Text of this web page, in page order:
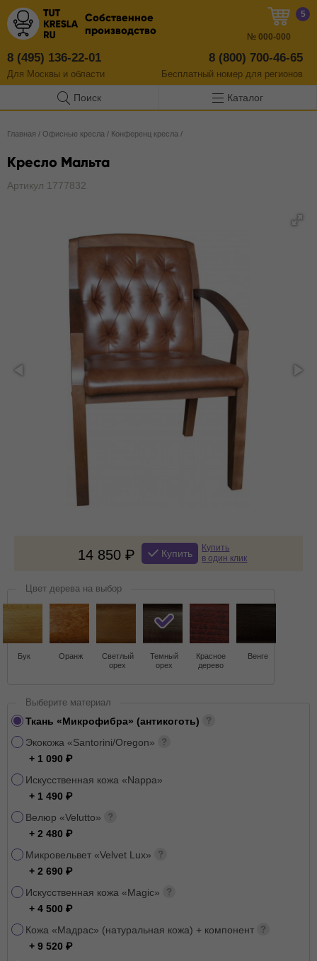
Собственное
производство
8 (495) 136-22-01
Для Москвы и области
8 (800) 700-46-65
Бесплатный номер для регионов
5
№ 000-000
Поиск Каталог
Главная / Офисные кресла / Конференц кресла /
Кресло Мальта
Артикул 1777832
14 850 Купить
Купить
в один клик
Цвет дерева на выбор
Бук Оранж
Светлый
орех
Темный
орех
Красное
дерево
Венге
Выберите материал
Ткань «Микрофибра» (антикоготь)
Экокожа «Santorini/Oregon»
+ 1 090
Искусственная кожа «Nappa»
+ 1 490
Велюр «Velutto»
+ 2 480
Микровельвет «Velvet Lux»
+ 2 690
Искусственная кожа «Magic»
+ 4 500
Кожа «Мадрас» (натуральная кожа) + компонент
+ 9 520